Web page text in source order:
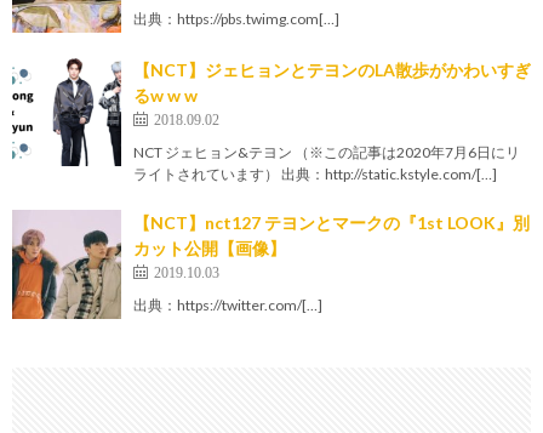
出典：https://pbs.twimg.com[…]
【NCT】ジェヒョンとテヨンのLA散歩がかわいすぎ
るw w w
2018.09.02
NCT ジェヒョン&テヨン （※この記事は2020年7月6日にリ
ライトされています） 出典：http://static.kstyle.com/[…]
【NCT】nct127 テヨンとマークの『1st LOOK』別
カット公開【画像】
2019.10.03
出典：https://twitter.com/[…]